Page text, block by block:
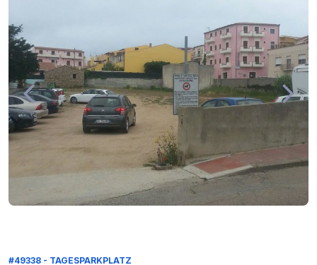
#49338 - TAGESPARKPLATZ